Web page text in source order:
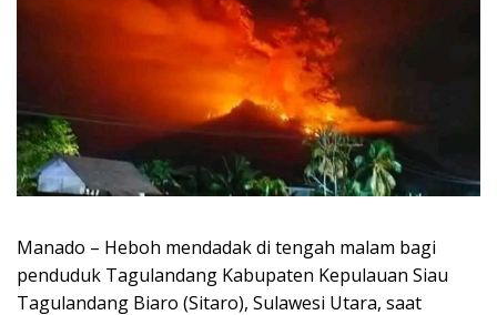
Manado – Heboh mendadak di tengah malam bagi
penduduk Tagulandang Kabupaten Kepulauan Siau
Tagulandang Biaro (Sitaro), Sulawesi Utara, saat